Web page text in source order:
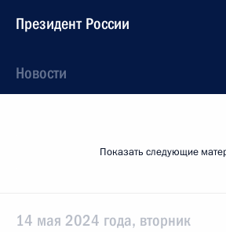
Президент России
Новости
Показать следующие
14 мая 2024 года, вторник